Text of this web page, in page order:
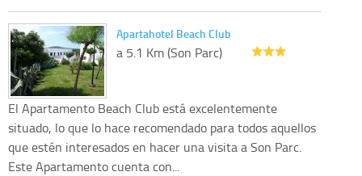
Apartahotel Beach Club
a 5.1 Km (Son Parc)
El Apartamento Beach Club está excelentemente
situado, lo que lo hace recomendado para todos aquellos
que estén interesados en hacer una visita a Son Parc.
Este Apartamento cuenta con...